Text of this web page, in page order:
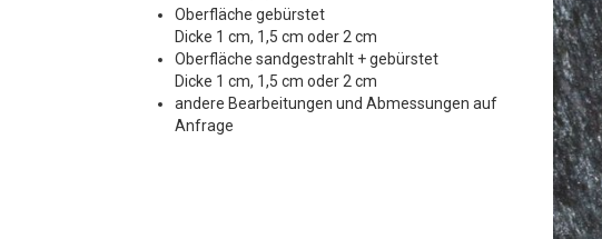
Oberfläche gebürstet
Dicke 1 cm, 1,5 cm oder 2 cm
Oberfläche sandgestrahlt + gebürstet
Dicke 1 cm, 1,5 cm oder 2 cm
andere Bearbeitungen und Abmessungen auf
Anfrage